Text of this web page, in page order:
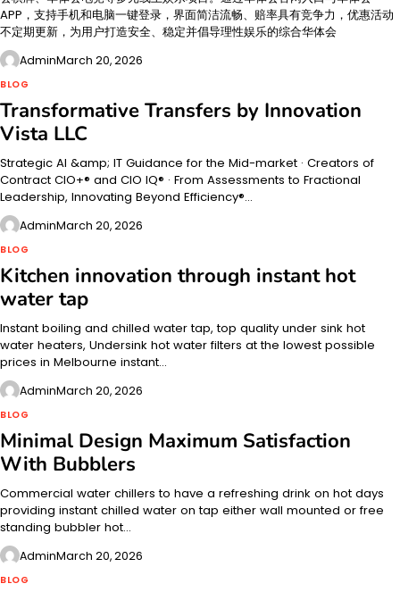
APP，支持手机和电脑一键登录，界面简洁流畅、赔率具有竞争力，优惠活动
不定期更新，为用户打造安全、稳定并倡导理性娱乐的综合华体会
AdminMarch 20, 2026
BLOG
Transformative Transfers by Innovation
Vista LLC
Strategic AI &amp; IT Guidance for the Mid-market · Creators of
Contract CIO+® and CIO IQ® · From Assessments to Fractional
Leadership, Innovating Beyond Efficiency®…
AdminMarch 20, 2026
BLOG
Kitchen innovation through instant hot
water tap
Instant boiling and chilled water tap, top quality under sink hot
water heaters, Undersink hot water filters at the lowest possible
prices in Melbourne instant…
AdminMarch 20, 2026
BLOG
Minimal Design Maximum Satisfaction
With Bubblers
Commercial water chillers to have a refreshing drink on hot days
providing instant chilled water on tap either wall mounted or free
standing bubbler hot…
AdminMarch 20, 2026
BLOG